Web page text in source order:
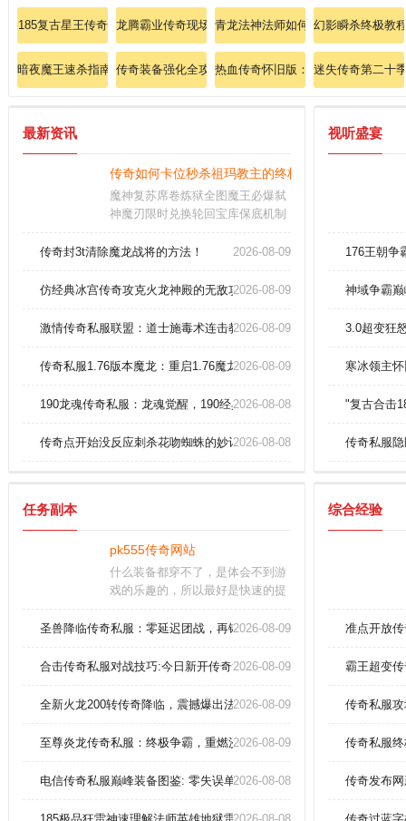
185复古星王传奇 龙腾霸业传奇现场直播道士召唤月灵横扫祖玛教主！
青龙法神法师如何极致释放流星火雨
幻影瞬杀终极教
暗夜魔王速杀指南：秒杀触龙神的无敌秘籍！
传奇装备强化全攻略：战士爆发双烈火实战技巧深度解
热血传奇怀旧版：全新魂骨系统引
迷失传奇第二十
最新资讯
传奇如何卡位秒杀祖玛教主的终极技巧？
魔神复苏席卷炼狱全图魔王必爆弑
神魔刃限时兑换轮回宝库保底机制
率必出开天斧
传奇封3t清除魔龙战将的方法！ 2026-08-09
仿经典冰宫传奇攻克火龙神殿的无敌攻略！2026-08-09
激情传奇私服联盟：道士施毒术连击教学，秒杀BOSS必学！
2026-08-09
传奇私服1.76版本魔龙：重启1.76魔龙之怒，再铸荣耀之战！
2026-08-09
190龙魂传奇私服：龙魂觉醒，190经典再临！
2026-08-08
传奇点开始没反应刺杀花吻蜘蛛的妙计！2026-08-08
视听盛宴
176王朝争
神域争霸
3.0超变狂
寒冰领主
"复古合击
传奇私服
任务副本
pk555传奇网站
什么装备都穿不了，是体会不到游
戏的乐趣的，所以最好是快速的提
依靠自己的力量为自己占据更多的
领域内的每一个人，并帮助您实现
神装免费得等你来取。
圣兽降临传奇私服：零延迟团战，再铸皇城辉煌！
2026-08-09
合击传奇私服对战技巧:今日新开传奇简单解析战士英雄抗拒火环？
2026-08-09
全新火龙200转传奇降临，震撼爆出法神手镯！
2026-08-09
至尊炎龙传奇私服：终极争霸，重燃沙城烽火！
2026-08-09
电信传奇私服巅峰装备图鉴: 零失误单刷赤月恶魔实战教学
2026-08-08
综合经验
准点开放
霸王超变
传奇私服
传奇私服
传奇发布